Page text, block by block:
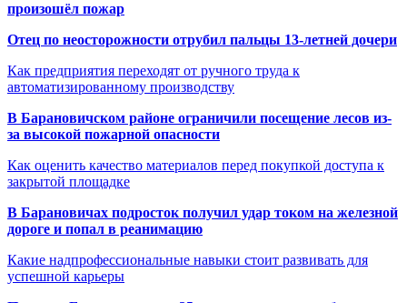
произошёл пожар
Отец по неосторожности отрубил пальцы 13-летней дочери
Как предприятия переходят от ручного труда к
автоматизированному производству
В Барановичском районе ограничили посещение лесов из-
за высокой пожарной опасности
Как оценить качество материалов перед покупкой доступа к
закрытой площадке
В Барановичах подросток получил удар током на железной
дороге и попал в реанимацию
Какие надпрофессиональные навыки стоит развивать для
успешной карьеры